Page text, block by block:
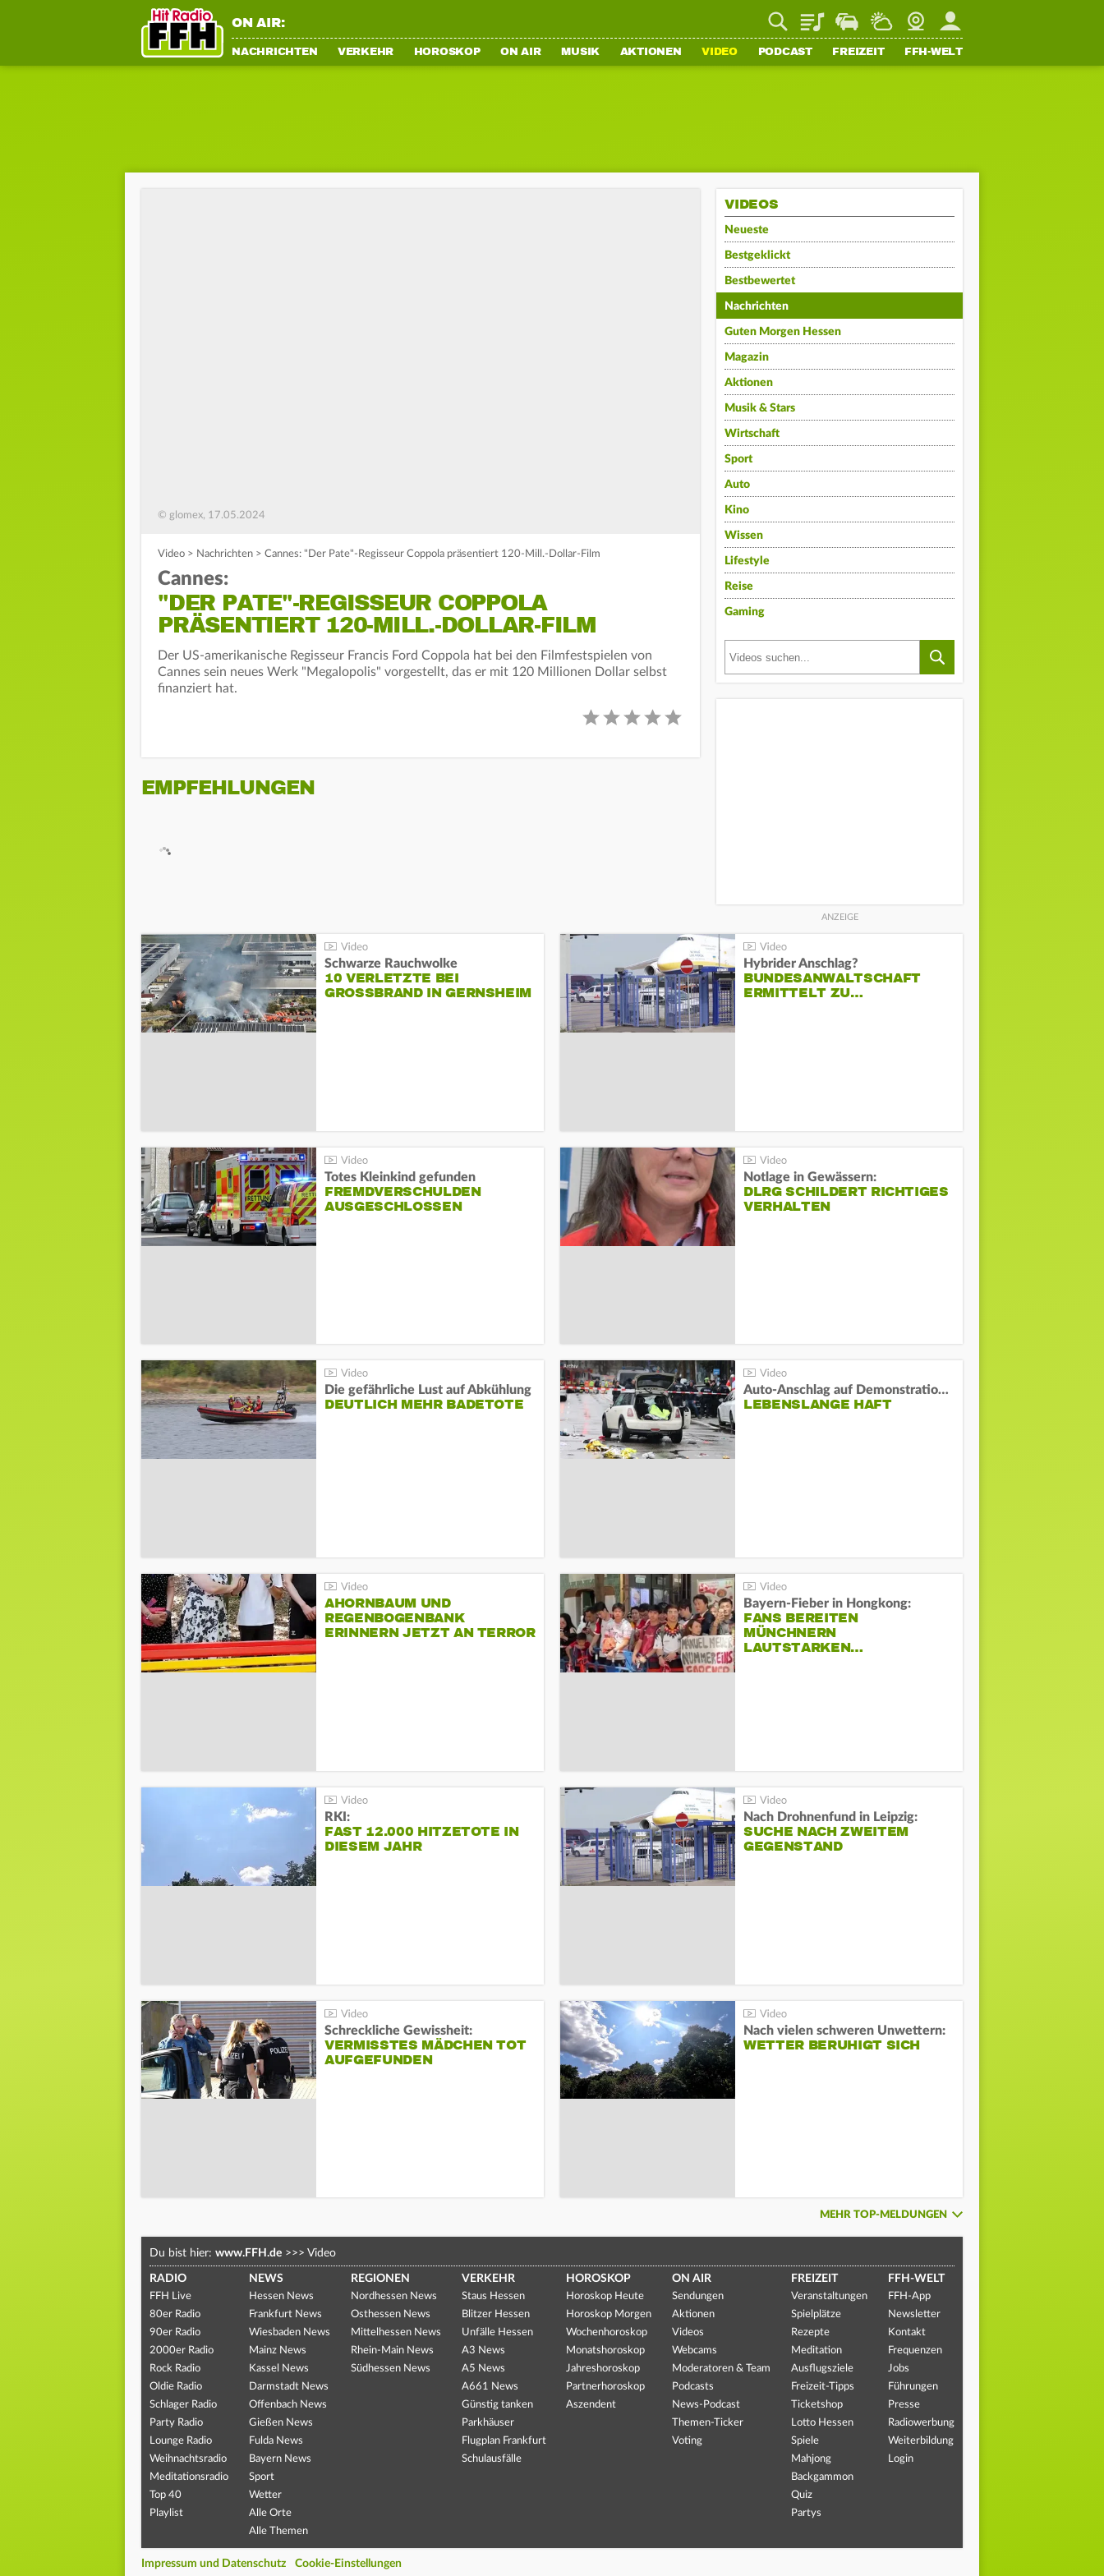
ON AIR: PlaylistStaupilotWetterWebcamMein FFH
NACHRICHTEN VERKEHR HOROSKOP ON AIR MUSIK AKTIONEN VIDEO PODCAST FREIZEIT FFH-WELT
© glomex, 17.05.2024
Video > Nachrichten > Cannes: "Der Pate"-Regisseur Coppola präsentiert 120-Mill.-Dollar-Film
Cannes:
"DER PATE"-REGISSEUR COPPOLA
PRÄSENTIERT 120-MILL.-DOLLAR-FILM
Der US-amerikanische Regisseur Francis Ford Coppola hat bei den Filmfestspielen von
Cannes sein neues Werk "Megalopolis" vorgestellt, das er mit 120 Millionen Dollar selbst
finanziert hat.
EMPFEHLUNGEN
VIDEOS
Neueste
Bestgeklickt
Bestbewertet
Nachrichten
Guten Morgen Hessen
Magazin
Aktionen
Musik & Stars
Wirtschaft
Sport
Auto
Kino
Wissen
Lifestyle
Reise
Gaming
Schwarze Rauchwolke
10 VERLETZTE BEI
GROSSBRAND IN GERNSHEIM
Hybrider Anschlag?
BUNDESANWALTSCHAFT
ERMITTELT ZU…
Totes Kleinkind gefunden
FREMDVERSCHULDEN
AUSGESCHLOSSEN
Notlage in Gewässern:
DLRG SCHILDERT RICHTIGES
VERHALTEN
Die gefährliche Lust auf Abkühlung
DEUTLICH MEHR BADETOTE
Auto-Anschlag auf Demonstration in München:
LEBENSLANGE HAFT
AHORNBAUM UND
REGENBOGENBANK
ERINNERN JETZT AN TERROR
Bayern-Fieber in Hongkong:
FANS BEREITEN
MÜNCHNERN
LAUTSTARKEN…
RKI:
FAST 12.000 HITZETOTE IN
DIESEM JAHR
Nach Drohnenfund in Leipzig:
SUCHE NACH ZWEITEM
GEGENSTAND
Schreckliche Gewissheit:
VERMISSTES MÄDCHEN TOT
AUFGEFUNDEN
Nach vielen schweren Unwettern:
WETTER BERUHIGT SICH
MEHR TOP-MELDUNGEN
Du bist hier: www.FFH.de >>> Video
RADIO
FFH Live
80er Radio
90er Radio
2000er Radio
Rock Radio
Oldie Radio
Schlager Radio
Party Radio
Lounge Radio
Weihnachtsradio
Meditationsradio
Top 40
Playlist
NEWS
Hessen News
Frankfurt News
Wiesbaden News
Mainz News
Kassel News
Darmstadt News
Offenbach News
Gießen News
Fulda News
Bayern News
Sport
Wetter
Alle Orte
Alle Themen
REGIONEN
Nordhessen News
Osthessen News
Mittelhessen News
Rhein-Main News
Südhessen News
VERKEHR
Staus Hessen
Blitzer Hessen
Unfälle Hessen
A3 News
A5 News
A661 News
Günstig tanken
Parkhäuser
Flugplan Frankfurt
Schulausfälle
HOROSKOP
Horoskop Heute
Horoskop Morgen
Wochenhoroskop
Monatshoroskop
Jahreshoroskop
Partnerhoroskop
Aszendent
ON AIR
Sendungen
Aktionen
Videos
Webcams
Moderatoren & Team
Podcasts
News-Podcast
Themen-Ticker
Voting
FREIZEIT
Veranstaltungen
Spielplätze
Rezepte
Meditation
Ausflugsziele
Freizeit-Tipps
Ticketshop
Lotto Hessen
Spiele
Mahjong
Backgammon
Quiz
Partys
FFH-WELT
FFH-App
Newsletter
Kontakt
Frequenzen
Jobs
Führungen
Presse
Radiowerbung
Weiterbildung
Login
Impressum und Datenschutz Cookie-Einstellungen